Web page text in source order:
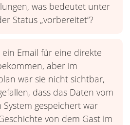
was bedeutet unter
Status „vorbereitet“?
Email für eine direkte
aber im
war sie nicht sichtbar,
dass das Daten vom
gespeichert war
von dem Gast im